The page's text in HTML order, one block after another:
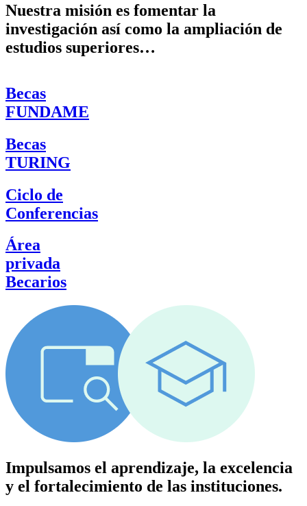
Nuestra misión es fomentar la
investigación así como la ampliación de
estudios superiores…
Becas
FUNDAME
Becas
TURING
Ciclo de
Conferencias
Área
privada
Becarios
Impulsamos el aprendizaje, la excelencia
y el fortalecimiento de las instituciones.